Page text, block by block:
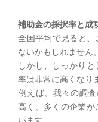
補助金の採択率と成
全国平均で見ると、
ないかもしれません。
しかし、しっかり
率は非常に高くなり
例えば、我々の調
高く、多くの企業が